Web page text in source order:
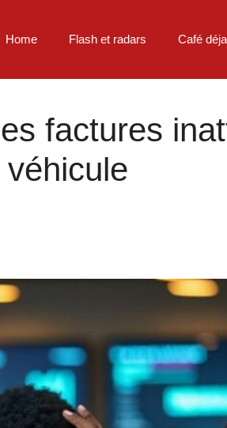
Home Flash et radars Café
factures